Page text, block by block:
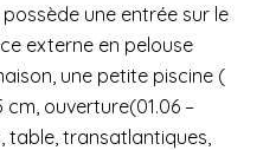
une entrée sur le
externe en pelouse
une petite piscine (
ouverture(01.06 –
table, transatlantiques,